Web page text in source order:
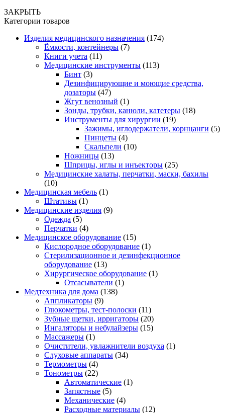
ЗАКРЫТЬ
Категории товаров
Изделия медицинского назначения (174)
Ёмкости, контейнеры (7)
Книги учета (11)
Медицинские инструменты (113)
Бинт (3)
Дезинфицирующие и моющие средства,
дозаторы (47)
Жгут венозный (1)
Зонды, трубки, канюли, катетеры (18)
Инструменты для хирургии (19)
Зажимы, иглодержатели, корнцанги (5)
Пинцеты (4)
Скальпели (10)
Ножницы (13)
Шприцы, иглы и инъекторы (25)
Медицинские халаты, перчатки, маски, бахилы
(10)
Медицинская мебель (1)
Штативы (1)
Медицинские изделия (9)
Одежда (5)
Перчатки (4)
Медицинское оборудование (15)
Кислородное оборудование (1)
Стерилизационное и дезинфекционное
оборудование (13)
Хирургическое оборудование (1)
Отсасыватели (1)
Медтехника для дома (138)
Аппликаторы (9)
Глюкометры, тест-полоски (11)
Зубные щетки, ирригаторы (20)
Ингаляторы и небулайзеры (15)
Массажеры (1)
Очистители, увлажнители воздуха (1)
Слуховые аппараты (34)
Термометры (4)
Тонометры (22)
Автоматические (1)
Запястные (5)
Механические (4)
Расходные материалы (12)